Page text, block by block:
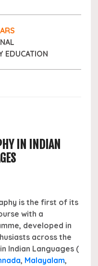
EDUCATION
IN INDIAN
is the first of its
with a
developed in
across the
Indian Languages (
, Malayalam,